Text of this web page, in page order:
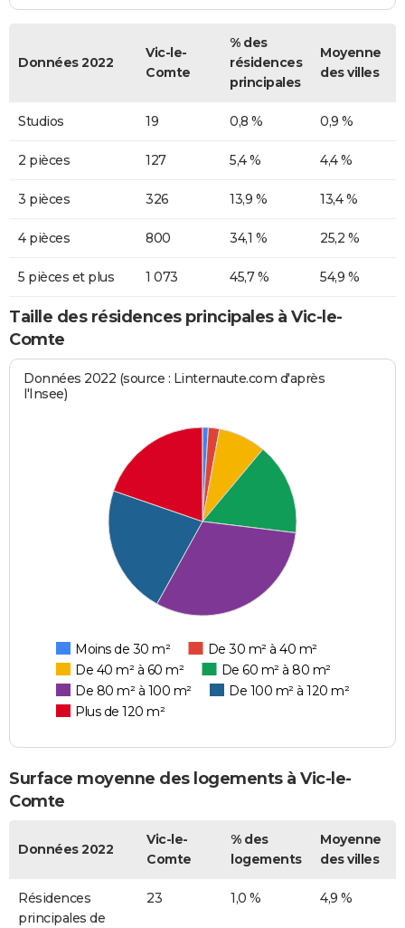
Données 2022
Vic-le-
Comte
% des
résidences
principales
Moyenne
des villes
Studios 19 0,8 % 0,9 %
2 pièces 127 5,4 % 4,4 %
3 pièces 326 13,9 % 13,4 %
4 pièces 800 34,1 % 25,2 %
5 pièces et plus 1 073 45,7 % 54,9 %
Taille des résidences principales à Vic-le-
Comte
Données 2022 (source : Linternaute.com d'après
l'Insee)
Moins de 30 m²
De 30 m² à 40 m²
De 40 m² à 60 m²
De 60 m² à 80 m²
De 80 m² à 100 m²
De 100 m² à 120 m²
Plus de 120 m²
Surface moyenne des logements à Vic-le-
Comte
Données 2022
Vic-le-
Comte
% des
logements
Moyenne
des villes
Résidences
principales de
23 1,0 % 4,9 %